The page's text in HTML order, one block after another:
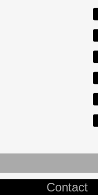
Contact